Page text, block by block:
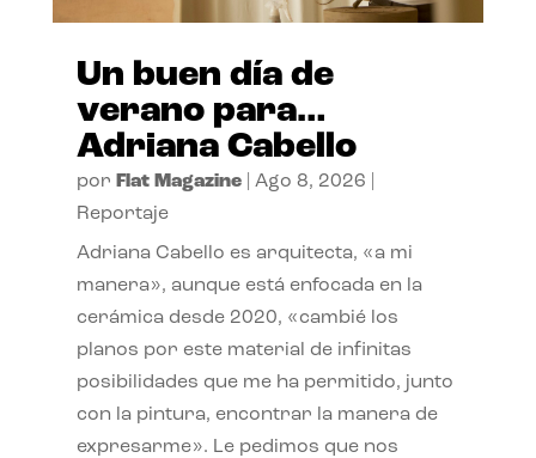
Un buen día de
verano para…
Adriana Cabello
por Flat Magazine| Ago 8, 2026
Reportaje
Adriana Cabello es arquitecta, «a mi
manera», aunque está enfocada en la
cerámica desde 2020, «cambié los
planos por este material de infinitas
posibilidades que me ha permitido, junto
con la pintura, encontrar la manera de
expresarme». Le pedimos que nos